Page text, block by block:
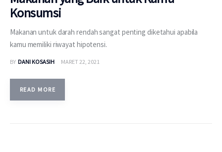
Konsumsi
Makanan untuk darah rendah sangat penting diketahui apabila
kamu memiliki riwayat hipotensi.
BY DANI KOSASIH MARET 22, 2021
READ MORE